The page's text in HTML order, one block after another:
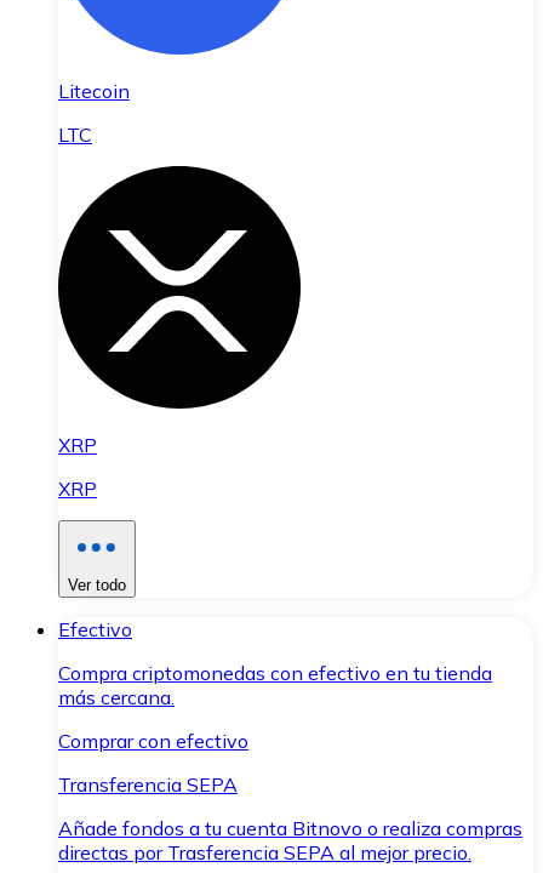
Litecoin
LTC
XRP
XRP
Ver todo
Efectivo
Compra criptomonedas con efectivo en tu tienda
más cercana.
Comprar con efectivo
Transferencia SEPA
Añade fondos a tu cuenta Bitnovo o realiza compras
directas por Trasferencia SEPA al mejor precio.